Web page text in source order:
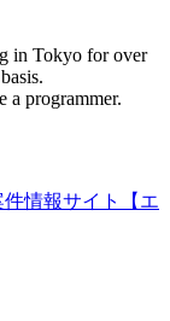
in Tokyo for over
a programmer.
情報サイト【エ